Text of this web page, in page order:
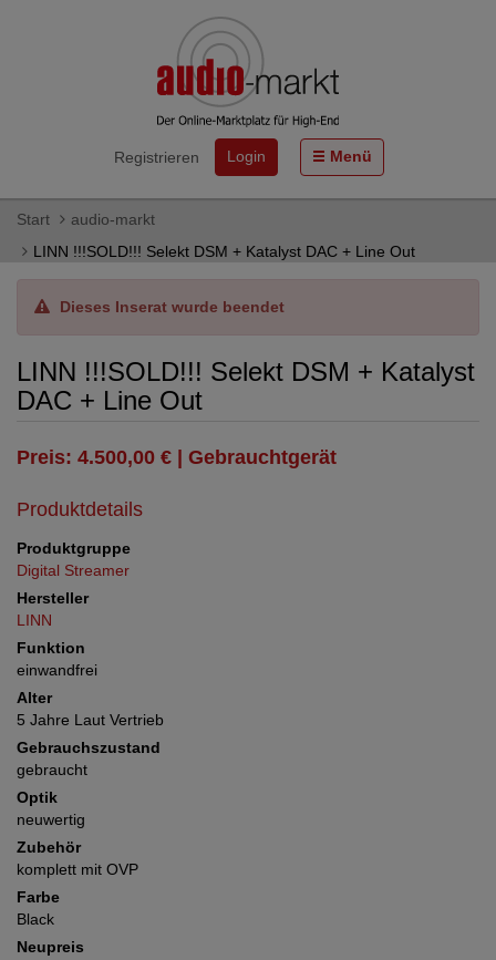
Registrieren Login Menü
Start
audio-markt
LINN !!!SOLD!!! Selekt DSM + Katalyst DAC + Line Out
Dieses Inserat wurde beendet
LINN !!!SOLD!!! Selekt DSM + Katalyst
DAC + Line Out
Preis: 4.500,00 € | Gebrauchtgerät
Produktdetails
Produktgruppe
Digital Streamer
Hersteller
LINN
Funktion
einwandfrei
Alter
5 Jahre Laut Vertrieb
Gebrauchszustand
gebraucht
Optik
neuwertig
Zubehör
komplett mit OVP
Farbe
Black
Neupreis